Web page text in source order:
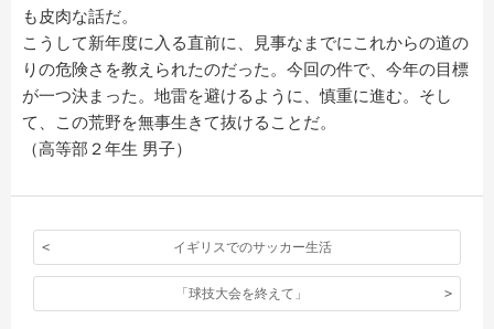
も皮肉な話だ。
こうして新年度に入る直前に、見事なまでにこれからの道の
りの危険さを教えられたのだった。今回の件で、今年の目標
が一つ決まった。地雷を避けるように、慎重に進む。そし
て、この荒野を無事生きて抜けることだ。
（高等部２年生 男子）
イギリスでのサッカー生活
「球技大会を終えて」